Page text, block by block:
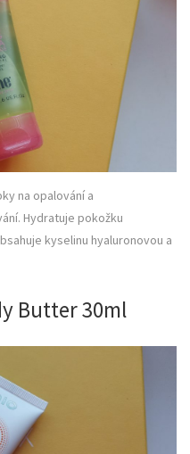
na opalování a
Hydratuje pokožku
kyselinu hyaluronovou a
Butter 30ml